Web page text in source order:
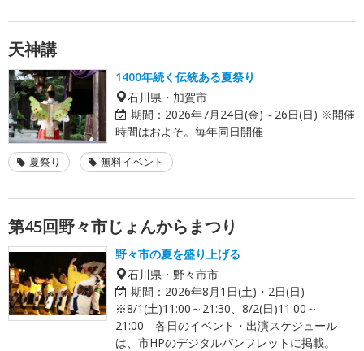
天神講
1400年続く伝統ある夏祭り
石川県・加賀市
期間： 2026年7月24日(金)～26日(日) ※開催
時間はおよそ。毎年同日開催
夏祭り 無料イベント
第45回野々市じょんからまつり
野々市の夏を盛り上げる
石川県・野々市市
期間： 2026年8月1日(土)・2日(日)
※8/1(土)11:00～21:30、8/2(日)11:00～
21:00 各日のイベント・出演スケジュール
は、市HPのデジタルパンフレットに掲載。